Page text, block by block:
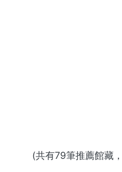
(共有79筆推薦館藏